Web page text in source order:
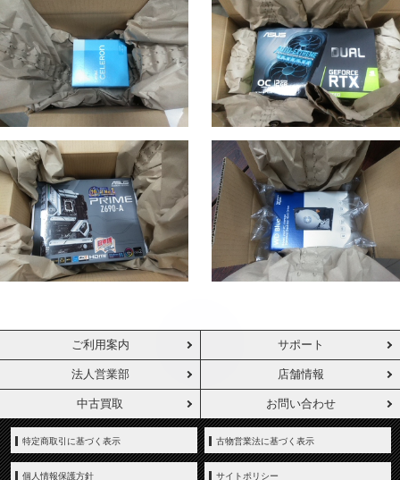
ご利用案内 サポート
法人営業部 店舗情報
中古買取 お問い合わせ
特定商取引に基づく表示 古物営業法に基づく表示
個人情報保護方針 サイトポリシー